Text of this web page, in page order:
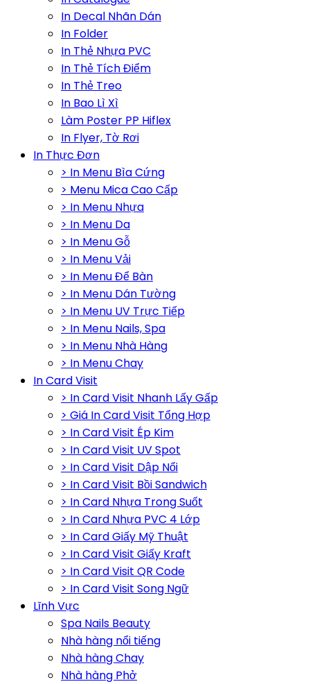
In Decal Nhãn Dán
In Folder
In Thẻ Nhựa PVC
In Thẻ Tích Điểm
In Thẻ Treo
In Bao Lì Xì
Làm Poster PP Hiflex
In Flyer, Tờ Rơi
In Thực Đơn
> In Menu Bìa Cứng
> Menu Mica Cao Cấp
> In Menu Nhựa
> In Menu Da
> In Menu Gỗ
> In Menu Vải
> In Menu Để Bàn
> In Menu Dán Tường
> In Menu UV Trực Tiếp
> In Menu Nails, Spa
> In Menu Nhà Hàng
> In Menu Chay
In Card Visit
> In Card Visit Nhanh Lấy Gấp
> Giá In Card Visit Tổng Hợp
> In Card Visit Ép Kim
> In Card Visit UV Spot
> In Card Visit Dập Nổi
> In Card Visit Bồi Sandwich
> In Card Nhựa Trong Suốt
> In Card Nhựa PVC 4 Lớp
> In Card Giấy Mỹ Thuật
> In Card Visit Giấy Kraft
> In Card Visit QR Code
> In Card Visit Song Ngữ
Lĩnh Vực
Spa Nails Beauty
Nhà hàng nổi tiếng
Nhà hàng Chay
Nhà hàng Phở